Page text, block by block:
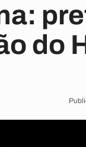
do